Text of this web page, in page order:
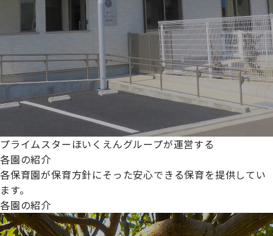
プライムスターほいくえんグループが運営する
各園の紹介
各保育園が保育方針にそった安心できる保育を提供してい
ます。
各園の紹介